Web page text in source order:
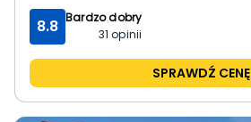
8.8 Bardzo dobry
31 opinii
SPRAWDŹ CENĘ